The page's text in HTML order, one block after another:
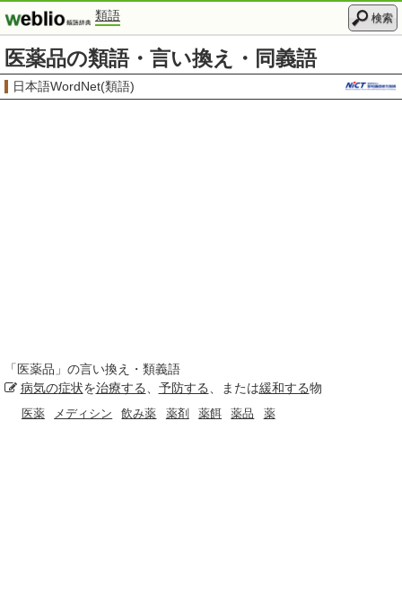
類語 検索
医薬品の類語・言い換え・同義語
日本語WordNet(類語)
「 医薬品 」の言い換え・類義語
病気の症状を治療する 予防する 、または緩和する物
医薬 メディシン 飲み薬 薬剤 薬餌 薬品 薬